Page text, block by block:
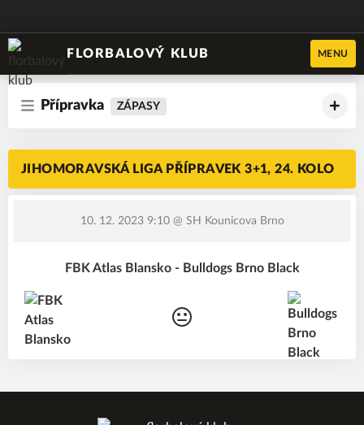
FLORBALOVÝ KLUB MENU
Přípravka ZÁPASY
JIHOMORAVSKÁ LIGA PŘÍPRAVEK 3+1, 24. KOLO
10. 12. 2023 9:10@ SH Kounicova Brno
FBK Atlas Blansko - Bulldogs Brno Black